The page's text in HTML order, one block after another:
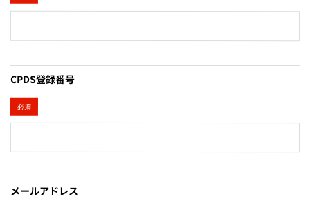
CPDS登録番号
必須
メールアドレス